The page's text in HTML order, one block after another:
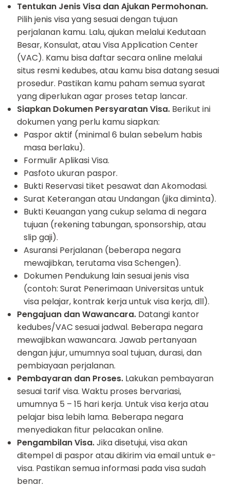
Tentukan Jenis Visa dan Ajukan Permohonan.
Pilih jenis visa yang sesuai dengan tujuan
perjalanan kamu. Lalu, ajukan melalui Kedutaan
Besar, Konsulat, atau Visa Application Center
(VAC). Kamu bisa daftar secara online melalui
situs resmi kedubes, atau kamu bisa datang sesuai
prosedur. Pastikan kamu paham semua syarat
yang diperlukan agar proses tetap lancar.
Siapkan Dokumen Persyaratan Visa. Berikut ini
dokumen yang perlu kamu siapkan:
Paspor aktif (minimal 6 bulan sebelum habis
masa berlaku).
Formulir Aplikasi Visa.
Pasfoto ukuran paspor.
Bukti Reservasi tiket pesawat dan Akomodasi.
Surat Keterangan atau Undangan (jika diminta).
Bukti Keuangan yang cukup selama di negara
tujuan (rekening tabungan, sponsorship, atau
slip gaji).
Asuransi Perjalanan (beberapa negara
mewajibkan, terutama visa Schengen).
Dokumen Pendukung lain sesuai jenis visa
(contoh: Surat Penerimaan Universitas untuk
visa pelajar, kontrak kerja untuk visa kerja, dll).
Pengajuan dan Wawancara. Datangi kantor
kedubes/VAC sesuai jadwal. Beberapa negara
mewajibkan wawancara. Jawab pertanyaan
dengan jujur, umumnya soal tujuan, durasi, dan
pembiayaan perjalanan.
Pembayaran dan Proses. Lakukan pembayaran
sesuai tarif visa. Waktu proses bervariasi,
umumnya 5 – 15 hari kerja. Untuk visa kerja atau
pelajar bisa lebih lama. Beberapa negara
menyediakan fitur pelacakan online.
Pengambilan Visa.Jika disetujui, visa akan
ditempel di paspor atau dikirim via email untuk e-
visa. Pastikan semua informasi pada visa sudah
benar.